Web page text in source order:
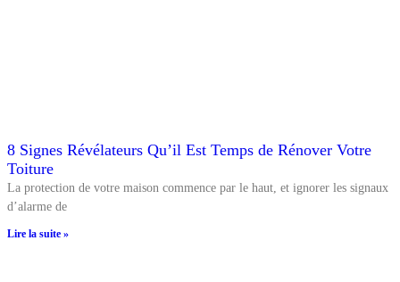
8 Signes Révélateurs Qu’il Est Temps de Rénover Votre
Toiture
La protection de votre maison commence par le haut, et ignorer les signaux
d’alarme de
Lire la suite »